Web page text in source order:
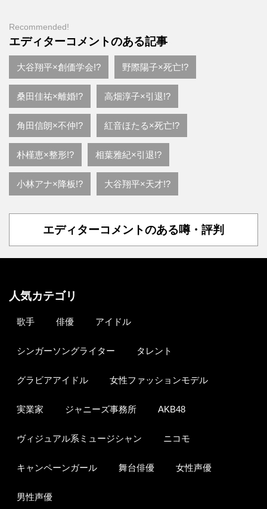
Recommended!
エディターコメントのある記事
大谷翔平×創価学会!? 野際陽子×死亡!?
桑田佳祐×離婚!? 高畑淳子×引退!?
角田信朗×不仲!? 紅音ほたる×死亡!?
朴槿恵×整形!? 相葉雅紀×引退!?
小林アナ×降板!? 大谷翔平×天才!?
エディターコメントのある噂・評判
人気カテゴリ
歌手 俳優 アイドル
シンガーソングライター タレント
グラビアアイドル 女性ファッションモデル
実業家 ジャニーズ事務所 AKB48
ヴィジュアル系ミュージシャン ニコモ
キャンペーンガール 舞台俳優 女性声優
男性声優